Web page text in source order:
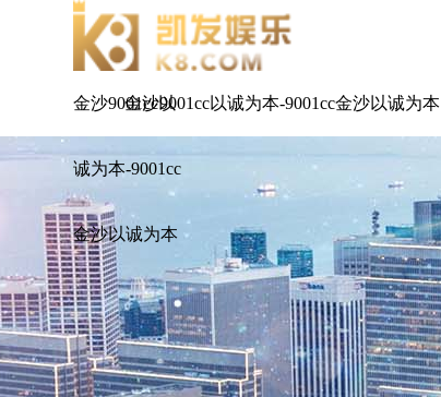
金沙9001cc以
诚为本-9001cc
金沙以诚为本
金沙9001cc以诚为本-9001cc金沙以诚为本